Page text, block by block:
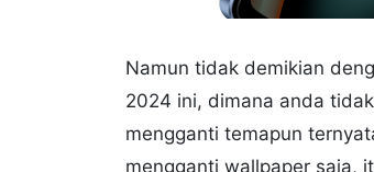
Namun tidak demikian
2024 ini, dimana anda
mengganti temapun
mengganti wallpaper saja,